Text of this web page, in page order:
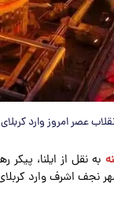
عصر امروز وارد
به نقل از ایلنا،
نجف اشرف وارد